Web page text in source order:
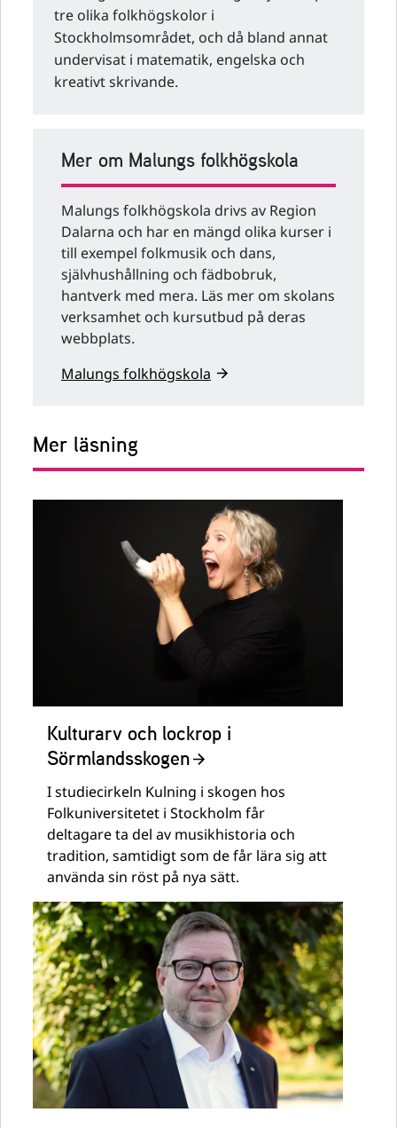
tre olika folkhögskolor i
Stockholmsområdet, och då bland annat
undervisat i matematik, engelska och
kreativt skrivande.
Mer om Malungs folkhögskola
Malungs folkhögskola drivs av Region
Dalarna och har en mängd olika kurser i
till exempel folkmusik och dans,
självhushållning och fädbobruk,
hantverk med mera. Läs mer om skolans
verksamhet och kursutbud på deras
webbplats.
Malungs folkhögskola
Mer läsning
Kulturarv och lockrop i
Sörmlandsskogen
I studiecirkeln Kulning i skogen hos
Folkuniversitetet i Stockholm får
deltagare ta del av musikhistoria och
tradition, samtidigt som de får lära sig att
använda sin röst på nya sätt.